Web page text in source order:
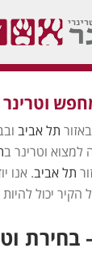
תל אביב
למצוא וטרינר ב
תל אביב. אנו
יכול
בחירת